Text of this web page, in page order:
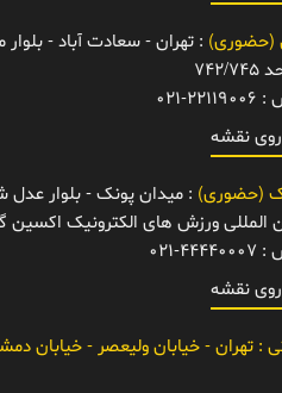
(حضوری) : تهران - سعادت آباد - بلوار
745
:
021-22119006
نقشه
(حضوری) : میدان پونک - بلوار عدل
المللی ورزش های الکترونیک اکسین
:
021-44440007
نقشه
: تهران - خیابان ولیعصر - خیابان